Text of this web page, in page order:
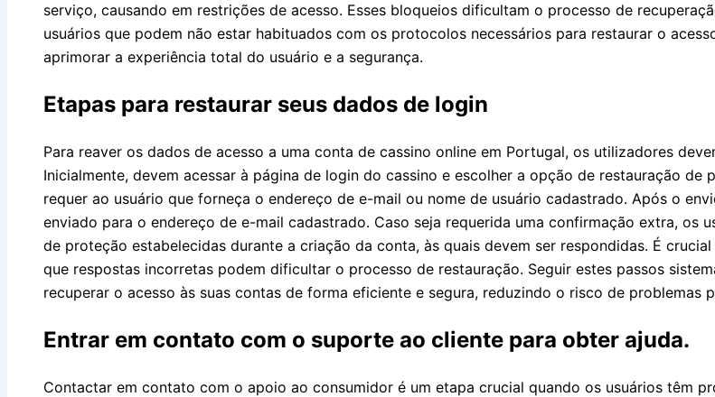
serviço, causando em restrições de acesso. Esses bloqueios dificultam o processo de
usuários que podem não estar habituados com os protocolos necessários para restaurar o
aprimorar a experiência total do usuário e a segurança.
Etapas para restaurar seus dados de login
Para reaver os dados de acesso a uma conta de cassino online em Portugal, os utilizadores
Inicialmente, devem acessar à página de login do cassino e escolher a opção de restauração de
requer ao usuário que forneça o endereço de e-mail ou nome de usuário cadastrado. Após o
enviado para o endereço de e-mail cadastrado. Caso seja requerida uma confirmação extra, os
de proteção estabelecidas durante a criação da conta, às quais devem ser respondidas. É
que respostas incorretas podem dificultar o processo de restauração. Seguir estes passos
recuperar o acesso às suas contas de forma eficiente e segura, reduzindo o risco de problemas
Entrar em contato com o suporte ao cliente para obter ajuda.
Contactar em contato com o apoio ao consumidor é um etapa crucial quando os usuários têm